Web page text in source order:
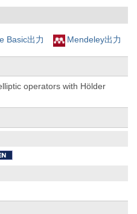
Basic出力 Mendeley出力
operators with Hölder